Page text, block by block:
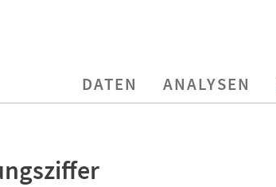
DATEN ANALYSEN